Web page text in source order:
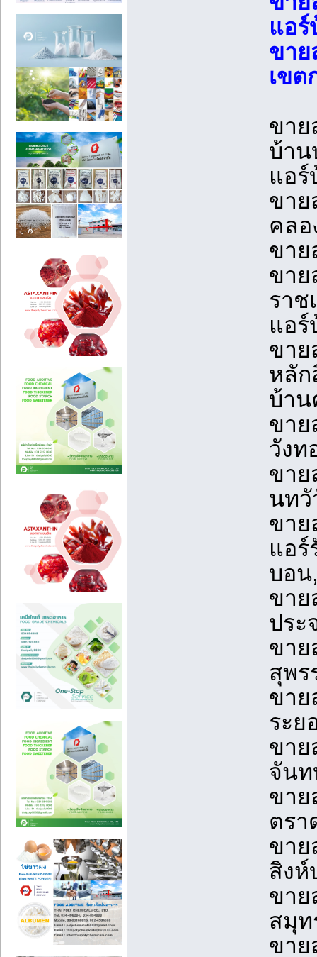
แอร์
ขาย
เขต
ขาย
บ้าน
แอร์
ขาย
คลอ
ขาย
ขาย
ราช
แอ
ขาย
หลัก
บ้าน
ขาย
วังท
ขาย
นทวั
ขาย
แอ
บอน
ขาย
ประ
ขาย
สุพ
ขาย
ระย
ขาย
จันท
ขาย
ตรา
ขาย
สิงห์
ขาย
สมุท
ขาย